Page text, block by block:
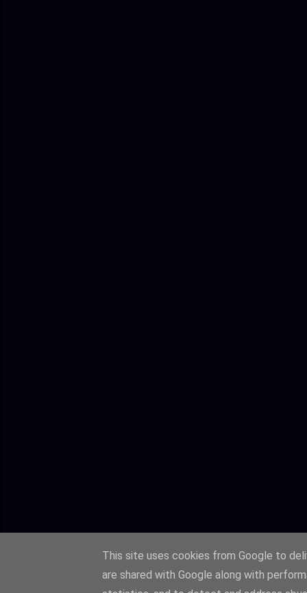
This site uses cookies from Google to
are shared with Google along with